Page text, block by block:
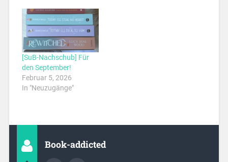
[SuB-Nachschub] Für
den September!
Februar 5, 2026
In "Neuzugänge"
Book-addicted